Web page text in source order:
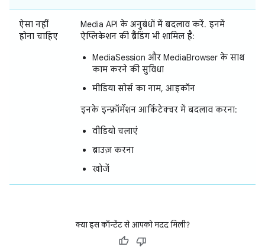
ऐसा नहीं
होना चाहिए
Media API के अनुबंधों में बदलाव करें. इनमें
ऐप्लिकेशन की ब्रैंडिंग भी शामिल है:
MediaSession और MediaBrowser के साथ
काम करने की सुविधा
मीडिया सोर्स का नाम, आइकॉन
इनके इन्फ़ॉर्मेशन आर्किटेक्चर में बदलाव करना:
वीडियो चलाएं
ब्राउज़ करना
खोजें
क्या इस कॉन्टेंट से आपको मदद मिली?